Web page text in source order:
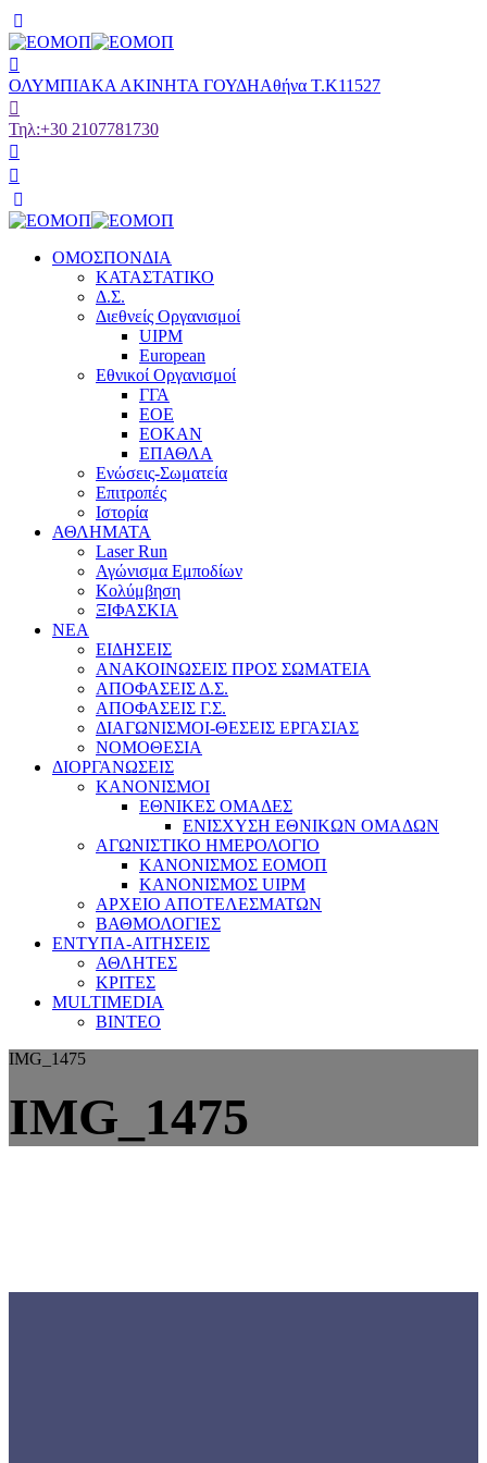
ΟΛΥΜΠΙΑΚΑ ΑΚΙΝΗΤΑ ΓΟΥΔΗΑθήνα Τ.Κ11527
Τηλ:+30 2107781730
ΟΜΟΣΠΟΝΔΙΑ
ΚΑΤΑΣΤΑΤΙΚΟ
Δ.Σ.
Διεθνείς Οργανισμοί
UIPM
European
Εθνικοί Οργανισμοί
ΓΓΑ
ΕΟΕ
ΕΟΚΑΝ
ΕΠΑΘΛΑ
Ενώσεις-Σωματεία
Επιτροπές
Ιστορία
ΑΘΛΗΜΑΤΑ
Laser Run
Αγώνισμα Εμποδίων
Κολύμβηση
ΞΙΦΑΣΚΙΑ
NEA
ΕΙΔΗΣΕΙΣ
ΑΝΑΚΟΙΝΩΣΕΙΣ ΠΡΟΣ ΣΩΜΑΤΕΙΑ
ΑΠΟΦΑΣΕΙΣ Δ.Σ.
ΑΠΟΦΑΣΕΙΣ Γ.Σ.
ΔΙΑΓΩΝΙΣΜΟΙ-ΘΕΣΕΙΣ ΕΡΓΑΣΙΑΣ
ΝΟΜΟΘΕΣΙΑ
ΔΙΟΡΓΑΝΩΣΕΙΣ
ΚΑΝΟΝΙΣΜΟΙ
ΕΘΝΙΚΕΣ ΟΜΑΔΕΣ
ΕΝΙΣΧΥΣΗ ΕΘΝΙΚΩΝ ΟΜΑΔΩΝ
ΑΓΩΝΙΣΤΙΚΟ ΗΜΕΡΟΛΟΓΙΟ
ΚΑΝΟΝΙΣΜΟΣ ΕΟΜΟΠ
ΚΑΝΟΝΙΣΜΟΣ UIPM
ΑΡΧΕΙΟ ΑΠΟΤΕΛΕΣΜΑΤΩΝ
ΒΑΘΜΟΛΟΓΙΕΣ
ΕΝΤΥΠΑ-ΑΙΤΗΣΕΙΣ
ΑΘΛΗΤΕΣ
ΚΡΙΤΕΣ
MULTIMEDIA
ΒΙΝΤΕΟ
IMG_1475
IMG_1475